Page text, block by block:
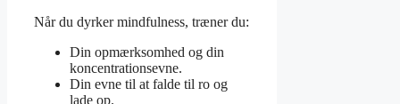
Når du dyrker mindfulness, træner du:
Din opmærksomhed og din
koncentrationsevne.
Din evne til at falde til ro og
lade op.